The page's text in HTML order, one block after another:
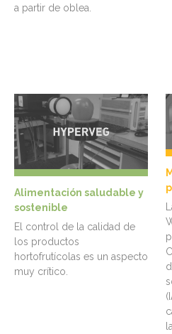
a partir de oblea.
Alimentación saludable y
sostenible
El control de la calidad de
los productos
hortofrutícolas es un aspecto
muy crítico.